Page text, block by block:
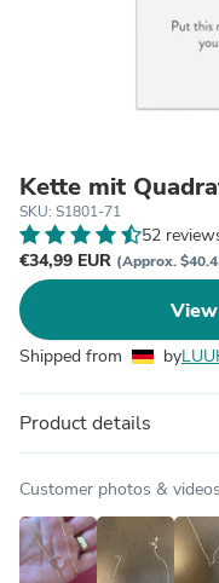
Kette mit
SKU: S1801-71
52
€34,99 EUR (Approx.
Shipped from by
Product details
Customer photos & videos